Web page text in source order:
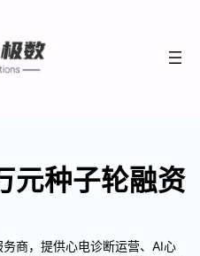
元种子轮融资
商，提供心电诊断运营、AI心